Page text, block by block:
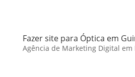
Fazer site para Óptica em
Agência de Marketing Digital em